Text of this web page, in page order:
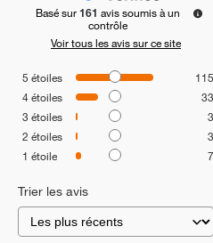
Basé sur 161 avis soumis à un
contrôle
Voir tous les avis sur ce site
5 étoiles
115
4étoiles
33
3 étoiles
3
2 étoiles
3
1 étoile 7
Trier les avis